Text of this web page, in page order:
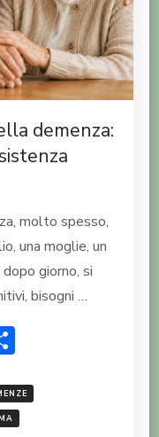
demenza:
molto spesso,
una moglie, un
giorno, si
bisogni …